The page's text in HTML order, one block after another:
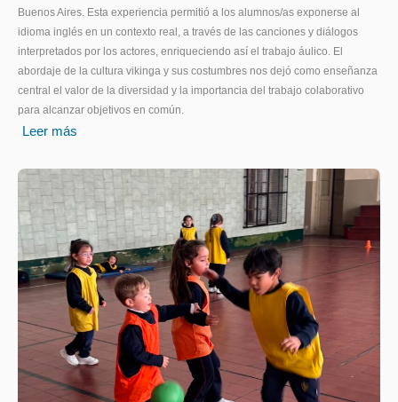
Buenos Aires. Esta experiencia permitió a los alumnos/as exponerse al
idioma inglés en un contexto real, a través de las canciones y diálogos
interpretados por los actores, enriqueciendo así el trabajo áulico. El
abordaje de la cultura vikinga y sus costumbres nos dejó como enseñanza
central el valor de la diversidad y la importancia del trabajo colaborativo
para alcanzar objetivos en común.
Leer más